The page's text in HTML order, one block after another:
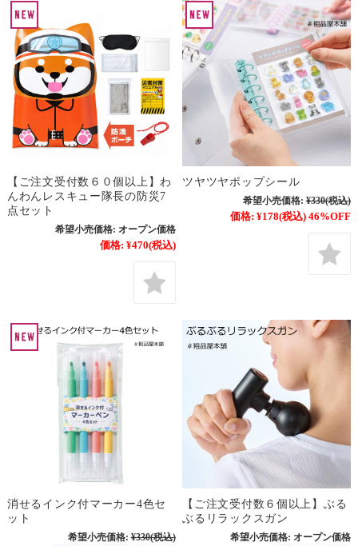
【ご注文受付数６０個以上】わ
んわんレスキュー隊長の防災7
点セット
希望小売価格: オープン価格
価格: ¥470(税込)
ツヤツヤポップシール
希望小売価格: ¥330(税込)
価格: ¥178(税込) 46%OFF
消せるインク付マーカー4色セ
ット
希望小売価格: ¥330(税込)
【ご注文受付数６個以上】ぶる
ぶるリラックスガン
希望小売価格: オープン価格